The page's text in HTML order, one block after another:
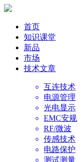
首页
知识课堂
新品
市场
技术文章
互连技术
电源管理
光电显示
EMC安规
RF/微波
传感技术
电路保护
测试测量